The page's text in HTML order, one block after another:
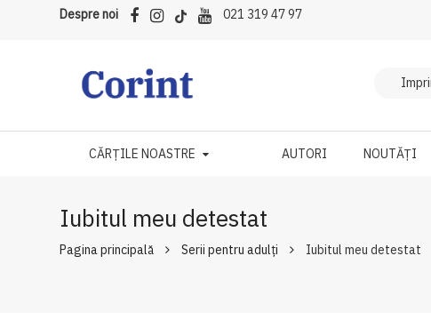
Despre noi 021 319 47 97
CĂRȚILE NOASTRE AUTORI NOUTĂȚI
Iubitul meu detestat
Pagina principală Serii pentru adulți Iubitul meu detestat